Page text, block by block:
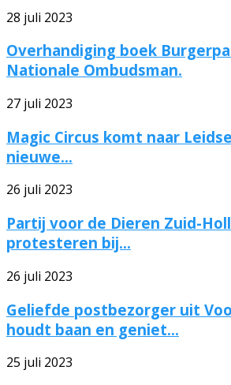
28 juli 2023
Overhandiging boek
Nationale Ombudsman.
27 juli 2023
Magic Circus komt naar
nieuwe...
26 juli 2023
Partij voor de Dieren Zuid-
protesteren bij...
26 juli 2023
Geliefde postbezorger uit
houdt baan en geniet...
25 juli 2023